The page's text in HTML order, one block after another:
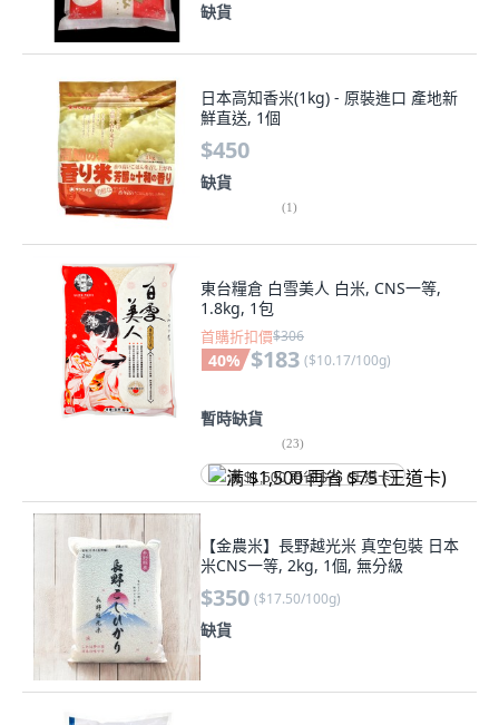
缺貨
日本高知香米(1kg) - 原裝進口 產地新
鮮直送, 1個
$450
缺貨
(1)
東台糧倉 白雪美人 白米, CNS一等,
1.8kg, 1包
首購折扣價$306
40% $183 ($10.17/100g)
暫時缺貨
(23)
满 $1,500 再省 $75 (王道卡)
【金農米】長野越光米 真空包裝 日本
米CNS一等, 2kg, 1個, 無分級
$350 ($17.50/100g)
缺貨